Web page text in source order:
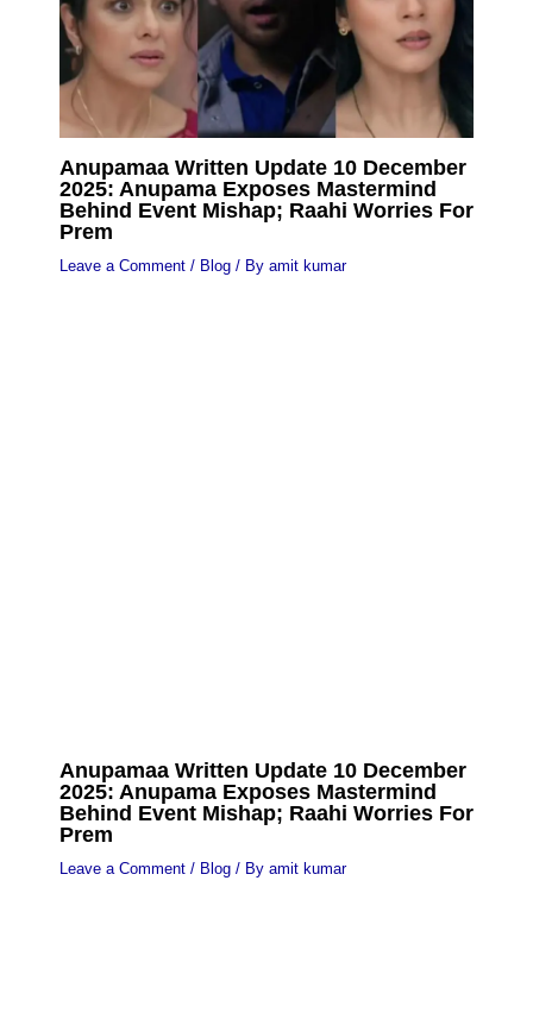
Anupamaa Written Update 10 December
2025: Anupama Exposes Mastermind
Behind Event Mishap; Raahi Worries For
Prem
Leave a Comment / Blog/ By amit kumar
Anupamaa Written Update 10 December
2025: Anupama Exposes Mastermind
Behind Event Mishap; Raahi Worries For
Prem
Leave a Comment / Blog/ By amit kumar